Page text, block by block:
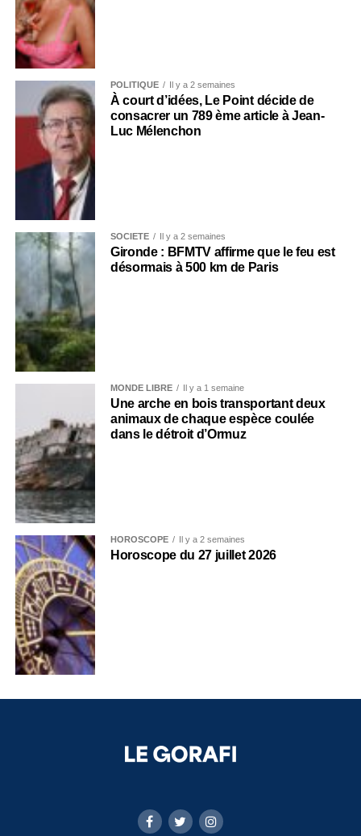
POLITIQUE Il y a 2 semaines
À court d’idées, Le Point décide de
consacrer un 789 ème article à Jean-
Luc Mélenchon
SOCIÉTÉ Il y a 2 semaines
Gironde : BFMTV affirme que le feu est
désormais à 500 km de Paris
MONDE LIBRE Il y a 1 semaine
Une arche en bois transportant deux
animaux de chaque espèce coulée
dans le détroit d’Ormuz
HOROSCOPE Il y a 2 semaines
Horoscope du 27 juillet 2026